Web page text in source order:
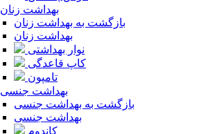
بهداشت زنان
بازگشت به بهداشت زنان
بهداشت زنان
نوار بهداشتی
کاپ قاعدگی
تامپون
بهداشت جنسی
بازگشت به بهداشت جنسی
بهداشت جنسی
کاندوم